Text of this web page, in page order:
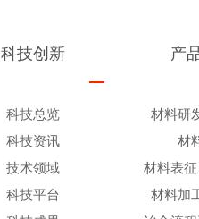
科技创新
科技总览
科技资讯
技术领域
科技平台
产
材料研
材
材料表
材料加